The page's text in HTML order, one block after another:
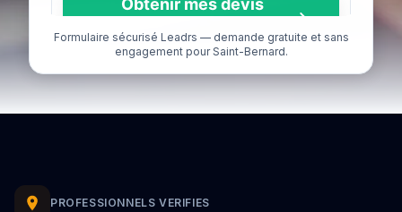
Formulaire sécurisé Leadrs — demande gratuite et sans
engagement pour Saint-Bernard.
PROFESSIONNELS VERIFIES